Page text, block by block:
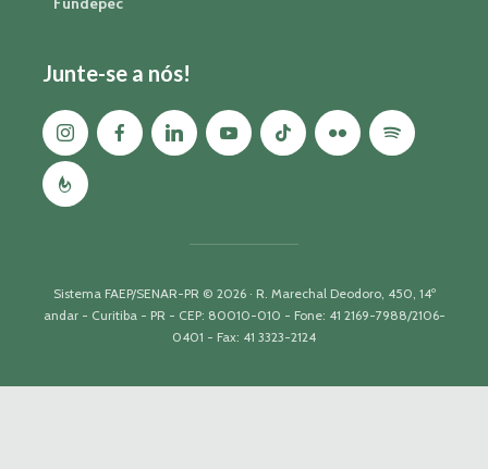
Junte-se a nós!
Sistema FAEP/SENAR-PR © 2026 · R. Marechal Deodoro, 450, 14º
andar - Curitiba - PR - CEP: 80010-010 - Fone: 41 2169-7988/2106-
0401 - Fax: 41 3323-2124